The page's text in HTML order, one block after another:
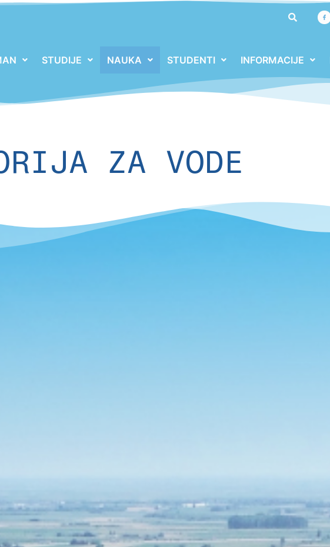
STUDIJE NAUKA STUDENTI INFORMACIJE
ZA VODE